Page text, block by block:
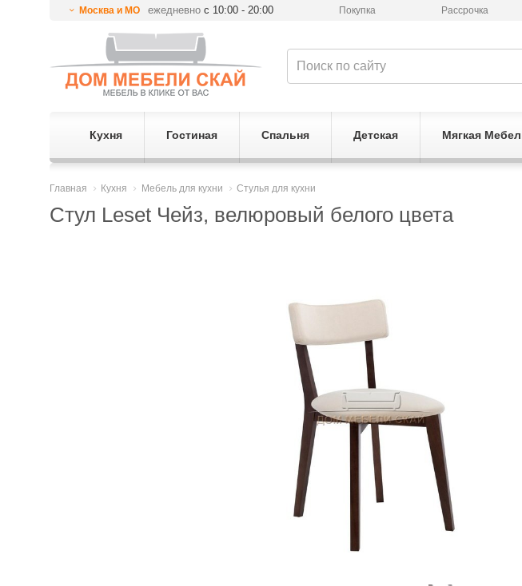
Москва и МО ежедневнос 10:00 - 20:00 Покупка Рассрочка
Кухня Гостиная Спальня Детская Мягкая
Главная Кухня Мебель для кухни Стулья для кухни
Стул Leset Чейз, велюровый белого цвета